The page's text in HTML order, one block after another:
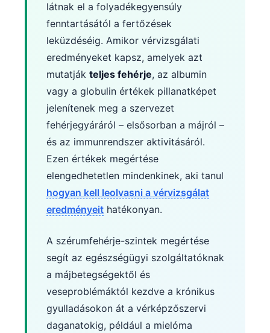
látnak el a folyadékegyensúly
fenntartásától a fertőzések
leküzdéséig. Amikor vérvizsgálati
eredményeket kapsz, amelyek azt
mutatják teljes fehérje, az albumin
vagy a globulin értékek pillanatképet
jelenítenek meg a szervezet
fehérjegyáráról – elsősorban a májról –
és az immunrendszer aktivitásáról.
Ezen értékek megértése
elengedhetetlen mindenkinek, aki tanul
hogyan kell leolvasni a vérvizsgálat
eredményeit hatékonyan.
A szérumfehérje-szintek megértése
segít az egészségügyi szolgáltatóknak
a májbetegségektől és
veseproblémáktól kezdve a krónikus
gyulladásokon át a vérképzőszervi
daganatokig, például a mielóma